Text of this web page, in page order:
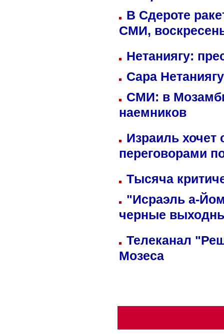
В Сдероте
СМИ,
Нетаниягу:
Сара
СМИ: в
наемников
Израиль хочет
переговорами
Тысяча
"Исраэль а-
черные
Телеканал
Мозеса